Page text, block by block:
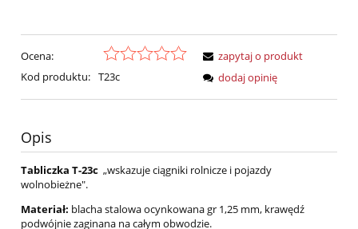
Ocena:
Kod produktu: T23c
zapytaj o produkt
dodaj opinię
Opis
Tabliczka T-23c „wskazuje ciągniki rolnicze i pojazdy
wolnobieżne".
Materiał: blacha stalowa ocynkowana gr 1,25 mm, krawędź
podwójnie zaginana na całym obwodzie.